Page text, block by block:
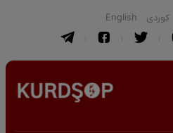
English كوردی